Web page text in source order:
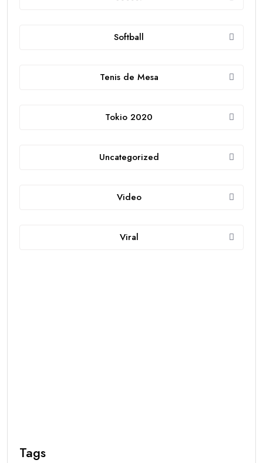
Softball
Tenis de Mesa
Tokio 2020
Uncategorized
Video
Viral
Tags